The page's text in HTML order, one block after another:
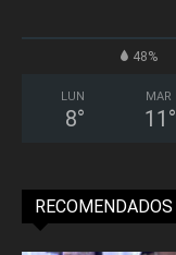
48%
LUN
8°
MAR
11 °
RECOMENDADOS